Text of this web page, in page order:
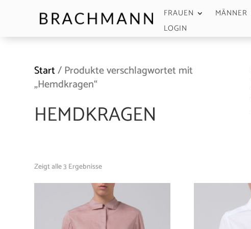
FRAUEN MÄNNER
LOGIN
Start/ Produkte verschlagwortet mit
„Hemdkragen“
HEMDKRAGEN
Zeigt alle 3 Ergebnisse